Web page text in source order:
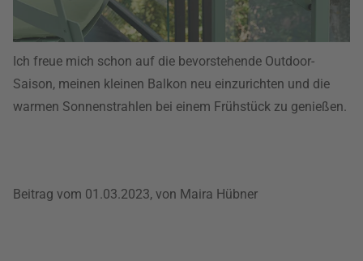
Ich freue mich schon auf die bevorstehende Outdoor-
Saison, meinen kleinen Balkon neu einzurichten und die
warmen Sonnenstrahlen bei einem Frühstück zu genießen.
Beitrag vom 01.03.2023, von Maira Hübner